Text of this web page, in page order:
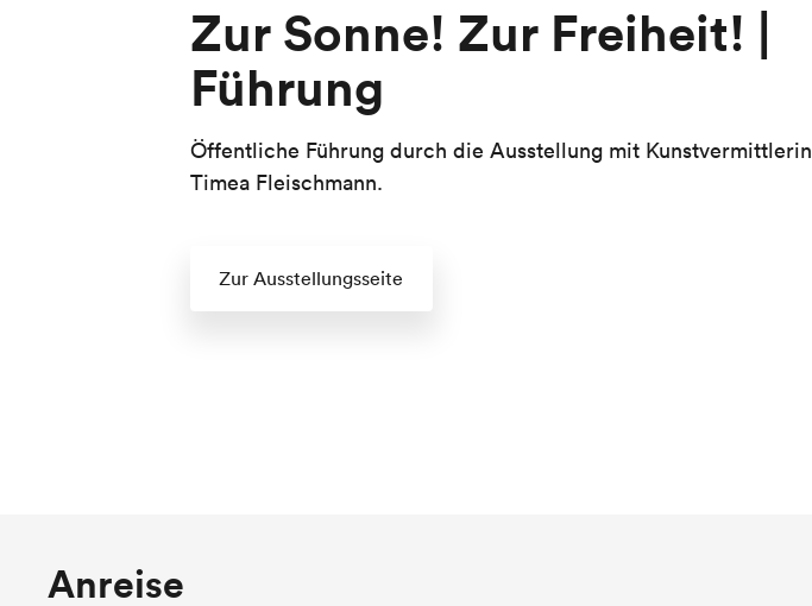
Zur Sonne! Zur Freiheit! |
Führung
Öffentliche Führung durch die Ausstellung mit Kunstvermittlerin
Timea Fleischmann.
Zur Ausstellungsseite
Anreise